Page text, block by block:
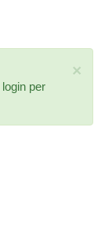
×
login per